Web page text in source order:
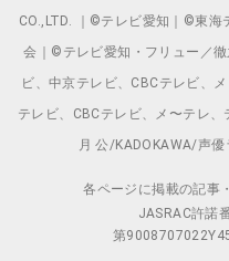
CO.,LTD. ｜©テレビ愛知｜©東
会｜©テレビ愛知・フリュー／
ビ、中京テレビ、CBCテレビ、
テレビ、CBCテレビ、メ〜テレ
月 公/KADOKAWA/声
各ページに掲載の記事
JASRAC許諾
第